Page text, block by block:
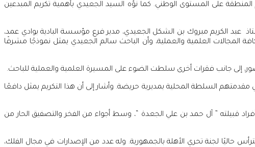
على المستوى الوطني. كما نوّه السيد الجعيدي بأهمية تكريم المبدعين
عبد الكريم مبروك بن الشكل الجعيدي، مدير فرع مؤسسة البادية بوادي عمد،
العلمية والعملية، وأن الباحث سالم الجعيدي يمثل نموذجًا مشرفًا
إلى جانب فقرات أخرى سلطت الضوء على المسيرة العلمية والعملية للباحث.
مقدمتهم السلطة المحلية بمديرية حريضة. وأشار إلى أن هذا التكريم يمثل دافعًا
قبيلته ” آل حمد بن علي الجعدة “، وسط أجواء من الفخر والتصفيق الحار من
حاليًا لجنة تحري الأهلة بالجمهورية. وله عدد من الإصدارات في مجال الفلك،